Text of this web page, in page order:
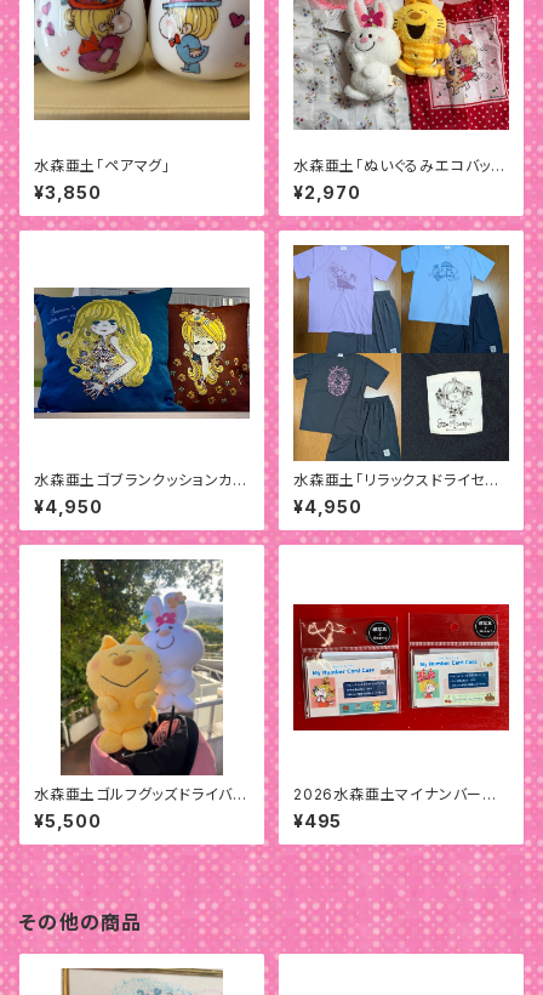
水森亜土「ペアマグ」
¥3,850
水森亜土「ぬいぐるみエコバッ
グ」
¥2,970
水森亜土ゴブランクッションカバ
ー
¥4,950
水森亜土「リラックスドライセット
アップ」
¥4,950
水森亜土ゴルフグッズドライバー
用ヘッドカバー
¥5,500
2026水森亜土マイナンバーカ
ードケース
¥495
その他の商品